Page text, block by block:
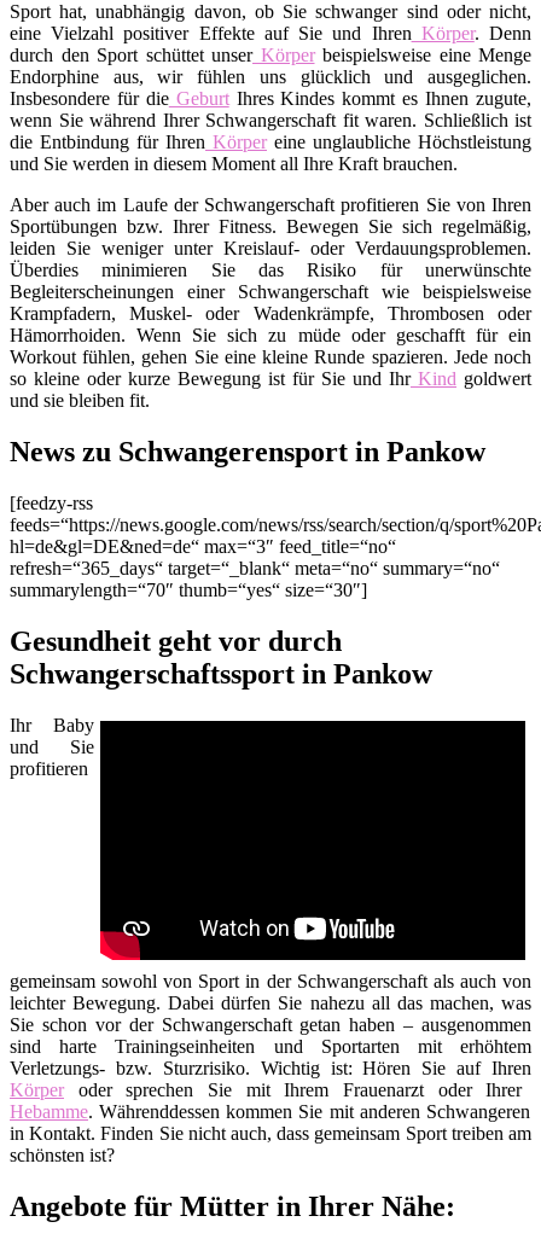
Sport hat, unabhängig davon, ob Sie schwanger sind oder nicht,
eine Vielzahl positiver Effekte auf Sie und Ihren Körper. Denn
durch den Sport schüttet unserKörperbeispielsweise eine Menge
Endorphine aus, wir fühlen uns glücklich und ausgeglichen.
Insbesondere für dieGeburtIhres Kindes kommt es Ihnen zugute,
wenn Sie während Ihrer Schwangerschaft fit waren. Schließlich ist
die Entbindung für Ihren Körpereine unglaubliche Höchstleistung
und Sie werden in diesem Moment all Ihre Kraft brauchen.
Aber auch im Laufe der Schwangerschaft profitieren Sie von Ihren
Sportübungen bzw. Ihrer Fitness. Bewegen Sie sich regelmäßig,
leiden Sie weniger unter Kreislauf- oder Verdauungsproblemen.
Überdies minimieren Sie das Risiko für unerwünschte
Begleiterscheinungen einer Schwangerschaft wie beispielsweise
Krampfadern, Muskel- oder Wadenkrämpfe, Thrombosen oder
Hämorrhoiden. Wenn Sie sich zu müde oder geschafft für ein
Workout fühlen, gehen Sie eine kleine Runde spazieren. Jede noch
so kleine oder kurze Bewegung ist für Sie und IhrKind goldwert
und sie bleiben fit.
News zu Schwangerensport in Pankow
[feedzy-rss
feeds=“https://news.google.com/news/rss/search/section/q/
hl=de&gl=DE&ned=de“ max=“3″ feed_title=“no“
refresh=“365_days“ target=“_blank“ meta=“no“ summary=“no“
summarylength=“70″ thumb=“yes“ size=“30″]
Gesundheit geht vor durch
Schwangerschaftssport in Pankow
Ihr Baby
und Sie
profitieren
gemeinsam sowohl von Sport in der Schwangerschaft als auch von
leichter Bewegung. Dabei dürfen Sie nahezu all das machen, was
Sie schon vor der Schwangerschaft getan haben – ausgenommen
sind harte Trainingseinheiten und Sportarten mit erhöhtem
Verletzungs- bzw. Sturzrisiko. Wichtig ist: Hören Sie auf Ihren
Körperoder sprechen Sie mit Ihrem Frauenarzt oder Ihrer
Hebamme. Währenddessen kommen Sie mit anderen Schwangeren
in Kontakt. Finden Sie nicht auch, dass gemeinsam Sport treiben am
schönsten ist?
Angebote für Mütter in Ihrer Nähe: